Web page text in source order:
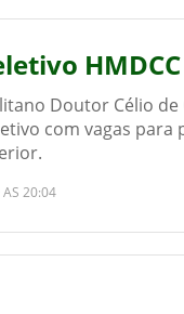
Doutor Célio de
com vagas para
20:04